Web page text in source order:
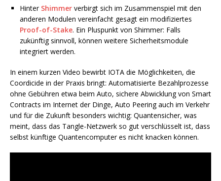
Hinter Shimmer verbirgt sich im Zusammenspiel mit den
anderen Modulen vereinfacht gesagt ein modifiziertes
Proof-of-Stake. Ein Pluspunkt von Shimmer: Falls
zukünftig sinnvoll, können weitere Sicherheitsmodule
integriert werden.
In einem kurzen Video bewirbt IOTA die Möglichkeiten, die
Coordicide in der Praxis bringt: Automatisierte Bezahlprozesse
ohne Gebühren etwa beim Auto, sichere Abwicklung von Smart
Contracts im Internet der Dinge, Auto Peering auch im Verkehr
und für die Zukunft besonders wichtig: Quantensicher, was
meint, dass das Tangle-Netzwerk so gut verschlüsselt ist, dass
selbst künftige Quantencomputer es nicht knacken können.